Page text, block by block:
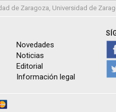
de Zaragoza, Universidad de
Novedades
Noticias
Editorial
Información legal